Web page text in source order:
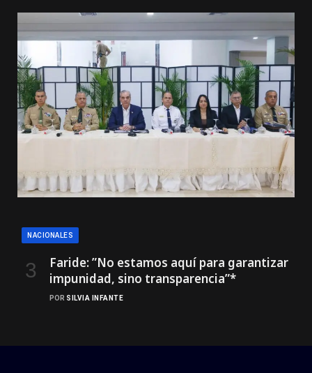
NACIONALES
Faride: ”No estamos aquí para garantizar
impunidad, sino transparencia”*
POR SILVIA INFANTE